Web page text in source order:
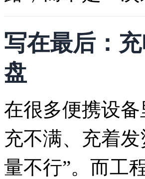
写在最后：
盘
在很多便携设
充不满、充着
量不行”。而工